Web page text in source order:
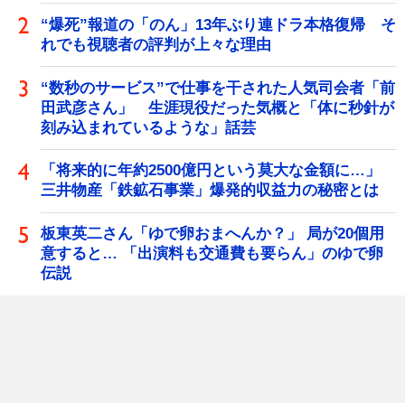
“爆死”報道の「のん」13年ぶり連ドラ本格復帰 そ
れでも視聴者の評判が上々な理由
“数秒のサービス”で仕事を干された人気司会者「前
田武彦さん」 生涯現役だった気概と「体に秒針が
刻み込まれているような」話芸
「将来的に年約2500億円という莫大な金額に…」
三井物産「鉄鉱石事業」爆発的収益力の秘密とは
板東英二さん「ゆで卵おまへんか？」 局が20個用
意すると… 「出演料も交通費も要らん」のゆで卵
伝説